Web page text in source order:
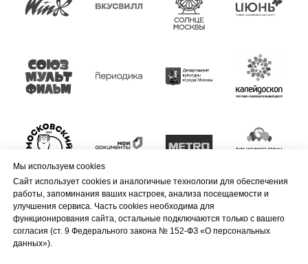
Мы используем cookies
Сайт использует cookies и аналогичные технологии для обеспечения
работы, запоминания ваших настроек, анализа посещаемости и
улучшения сервиса. Часть cookies необходима для
функционирования сайта, остальные подключаются только с вашего
согласия (ст. 9 Федерального закона № 152-ФЗ «О персональных
данных»).